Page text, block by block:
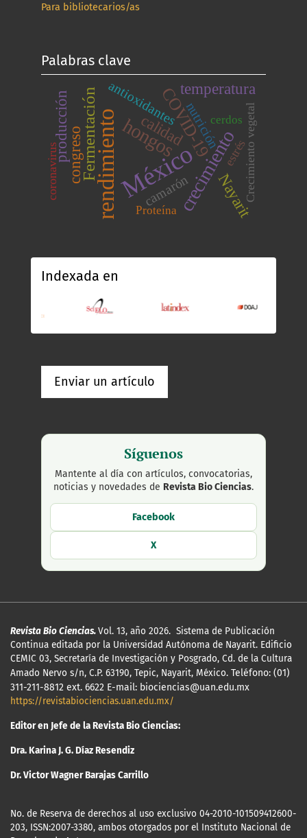
Para bibliotecarios/as
Palabras clave
México
rendimientohongoscrecimiento
COVID-19
Fermentación temperatura
calidad
Nayarit
congreso
producción nutrición
camarón
antioxidantes
coronavirus
cerdosCrecimiento vegetal
Proteína
estrés
Indexada en
Enviar un artículo
Síguenos
Mantente al día con artículos, convocatorias,
noticias y novedades de Revista Bio Ciencias.
Facebook
X
Revista Bio Ciencias.Vol. 13, año 2026. Sistema de Publicación
Continua editada por la Universidad Autónoma de Nayarit. Edificio
CEMIC 03, Secretaría de Investigación y Posgrado, Cd. de la Cultura
Amado Nervo s/n, C.P. 63190, Tepic, Nayarit, México. Teléfono: (01)
311-211-8812 ext. 6622 E-mail: biociencias@uan.edu.mx
https://revistabiociencias.uan.edu.mx/
Editor en Jefe de la Revista Bio Ciencias:
Dra. Karina J. G. Díaz Resendiz
Dr. Victor Wagner Barajas Carrillo
No. de Reserva de derechos al uso exclusivo 04-2010-101509412600-
203, ISSN:2007-3380, ambos otorgados por el Instituto Nacional de